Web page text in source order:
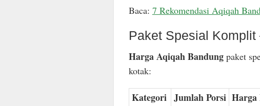
Baca: 7 Rekomendasi Aqiqah
Paket Spesial
Harga Aqiqah Bandungpaket
kotak:
Kategori Jumlah Porsi Harga